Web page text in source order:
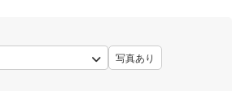
写真あり